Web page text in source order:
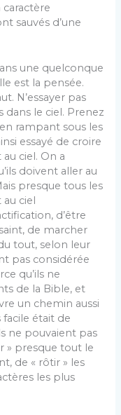
sauvés d’une
une quelconque
est la pensée.
N’essayer pas
dans le ciel. Prenez
rampant sous les
essayé de croire
ciel. On a
doivent aller au
presque tous les
au ciel
d’être
de marcher
tout, selon leur
pas considérée
qu’ils ne
de la Bible, et
un chemin aussi
était de
ne pouvaient pas
» presque tout le
de « rôtir » les
les plus